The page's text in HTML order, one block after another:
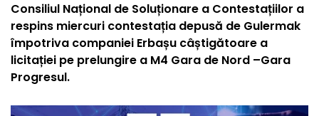
Consiliul Național de Soluționare a Contestațiilor a
respins miercuri contestația depusă de Gulermak
împotriva companiei Erbașu câștigătoare a
licitației pe prelungire a M4 Gara de Nord –Gara
Progresul.